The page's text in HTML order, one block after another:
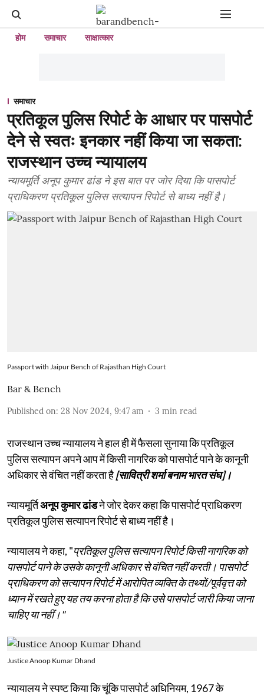
होम समाचार साक्षात्कार
समाचार
प्रतिकूल पुलिस रिपोर्ट के आधार पर पासपोर्ट
देने से स्वतः इनकार नहीं किया जा सकता:
राजस्थान उच्च न्यायालय
न्यायमूर्ति अनूप कुमार ढांड ने इस बात पर जोर दिया कि पासपोर्ट
प्राधिकरण प्रतिकूल पुलिस सत्यापन रिपोर्ट से बाध्य नहीं है।
Passport with Jaipur Bench of Rajasthan High Court
Bar & Bench
Published on: 28 Nov 2024, 9:47 am 3 min read
राजस्थान उच्च न्यायालय ने हाल ही में फैसला सुनाया कि प्रतिकूल
पुलिस सत्यापन अपने आप में किसी नागरिक को पासपोर्ट पाने के कानूनी
अधिकार से वंचित नहीं करता है[सावित्री शर्मा बनाम भारत संघ]।
न्यायमूर्तिअनूप कुमार ढांडने जोर देकर कहा कि पासपोर्ट प्राधिकरण
प्रतिकूल पुलिस सत्यापन रिपोर्ट से बाध्य नहीं है।
न्यायालय ने कहा, "प्रतिकूल पुलिस सत्यापन रिपोर्ट किसी नागरिक को
पासपोर्ट पाने के उसके कानूनी अधिकार से वंचित नहीं करती। पासपोर्ट
प्राधिकरण को सत्यापन रिपोर्ट में आरोपित व्यक्ति के तथ्यों/पूर्ववृत्त को
ध्यान में रखते हुए यह तय करना होता है कि उसे पासपोर्ट जारी किया जाना
चाहिए या नहीं।"
Justice Anoop Kumar Dhand
न्यायालय ने स्पष्ट किया कि चूंकि पासपोर्ट अधिनियम, 1967 के